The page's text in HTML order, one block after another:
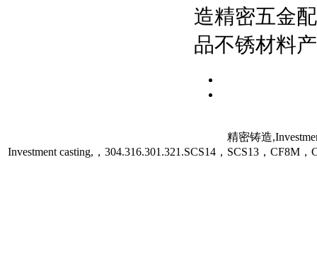
造精密五金
品不锈材料产
精密铸造
Investment casting,，304.316.301.321.SCS14，SCS13，CF8M